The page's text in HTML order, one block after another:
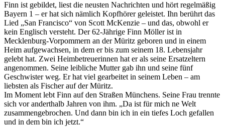
Finn ist gebildet, liest die neusten Nachrichten und hört regelmäßig
Bayern 1 – er hat sich nämlich Kopfhörer geleistet. Ihn berührt das
Lied „San Francisco“ von Scott McKenzie – und das, obwohl er
kein Englisch versteht. Der 62-Jährige Finn Möller ist in
Mecklenburg-Vorpommern an der Müritz geboren und in einem
Heim aufgewachsen, in dem er bis zum seinem 18. Lebensjahr
gelebt hat. Zwei Heimbetreuerinnen hat er als seine Ersatzeltern
angenommen. Seine leibliche Mutter gab ihn und seine fünf
Geschwister weg. Er hat viel gearbeitet in seinem Leben – am
liebsten als Fischer auf der Müritz.
Im Moment lebt Finn auf den Straßen Münchens. Seine Frau trennte
sich vor anderthalb Jahren von ihm. „Da ist für mich ne Welt
zusammengebrochen. Und dann bin ich in ein tiefes Loch gefallen
und in dem bin ich jetzt.“